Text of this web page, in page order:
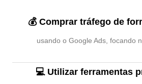
💰 Comprar tráfego de
usando o Google Ads, focando
💻 Utilizar ferramentas